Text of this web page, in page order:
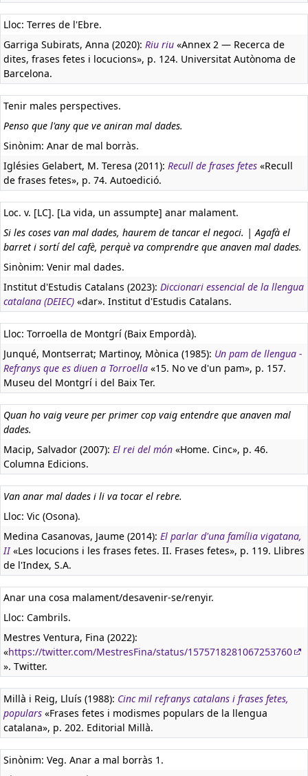
Lloc: Terres de l'Ebre.
Garriga Subirats, Anna (2020): Riu riu «Annex 2 — Recerca de
dites, frases fetes i locucions», p. 124. Universitat Autònoma de
Barcelona.
Tenir males perspectives.
Penso que l'any que ve aniran mal dades.
Sinònim: Anar de mal borràs.
Iglésies Gelabert, M. Teresa (2011): Recull de frases fetes «Recull
de frases fetes», p. 74. Autoedició.
Loc. v. [LC]. [La vida, un assumpte] anar malament.
Si les coses van mal dades, haurem de tancar el negoci. | Agafà el
barret i sortí del cafè, perquè va comprendre que anaven mal dades.
Sinònim: Venir mal dades.
Institut d'Estudis Catalans (2023): Diccionari essencial de la llengua
catalana (DEIEC) «dar». Institut d'Estudis Catalans.
Lloc: Torroella de Montgrí (Baix Empordà).
Junqué, Montserrat; Martinoy, Mònica (1985): Un pam de llengua -
Refranys que es diuen a Torroella «15. No ve d'un pam», p. 157.
Museu del Montgrí i del Baix Ter.
Quan ho vaig veure per primer cop vaig entendre que anaven mal
dades.
Macip, Salvador (2007): El rei del món «Home. Cinc», p. 46.
Columna Edicions.
Van anar mal dades i li va tocar el rebre.
Lloc: Vic (Osona).
Medina Casanovas, Jaume (2014): El parlar d'una família vigatana,
II«Les locucions i les frases fetes. II. Frases fetes», p. 119. Llibres
de l'Index, S.A.
Anar una cosa malament/desavenir-se/renyir.
Lloc: Cambrils.
Mestres Ventura, Fina (2022):
«https://twitter.com/MestresFina/status/1575718281067253760
». Twitter.
Millà i Reig, Lluís (1988): Cinc mil refranys catalans i frases fetes,
populars «Frases fetes i modismes populars de la llengua
catalana», p. 202. Editorial Millà.
Sinònim: Veg. Anar a mal borràs 1.